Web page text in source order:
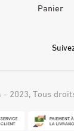
Panier
2023, Tous